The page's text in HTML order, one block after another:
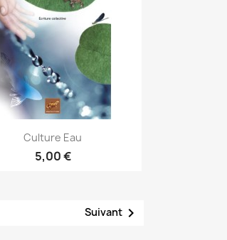
Aperçu rapide
Culture Eau
5,00 €
Suivant